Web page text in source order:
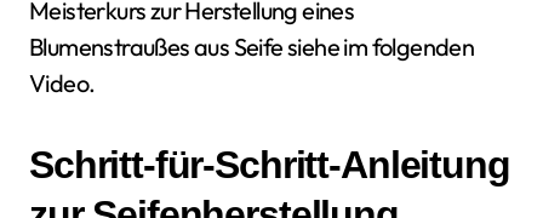
Meisterkurs zur Herstellung eines
Blumenstraußes aus Seife siehe im folgenden
Video.
Schritt-für-Schritt-Anleitung